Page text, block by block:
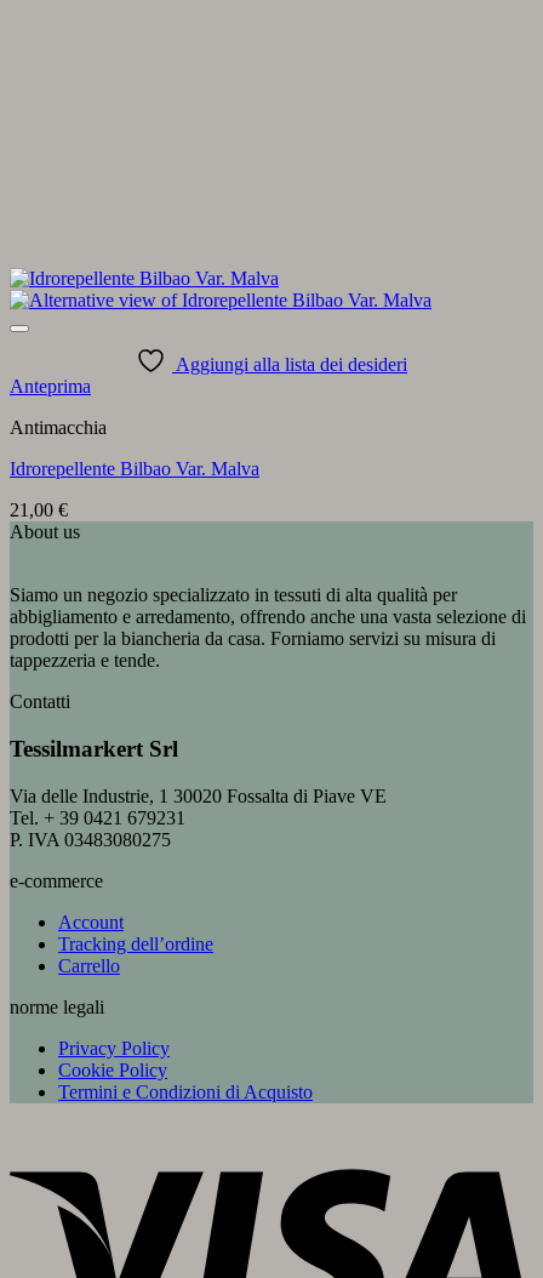
Aggiungi alla lista dei desideri
Anteprima
Antimacchia
Idrorepellente Bilbao Var. Malva
21,00 €
About us
Siamo un negozio specializzato in tessuti di alta qualità per
abbigliamento e arredamento, offrendo anche una vasta selezione di
prodotti per la biancheria da casa. Forniamo servizi su misura di
tappezzeria e tende.
Contatti
Tessilmarkert Srl
Via delle Industrie, 1 30020 Fossalta di Piave VE
Tel. + 39 0421 679231
P. IVA 03483080275
e-commerce
Account
Tracking dell’ordine
Carrello
norme legali
Privacy Policy
Cookie Policy
Termini e Condizioni di Acquisto